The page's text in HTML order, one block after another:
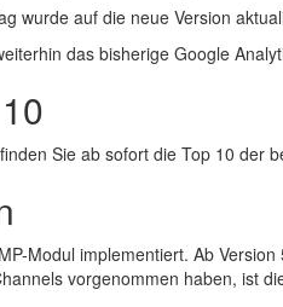
wurde auf die neue Version
das bisherige Google
Sie ab sofort die Top 10 der
Modul implementiert. Ab
vorgenommen haben, ist